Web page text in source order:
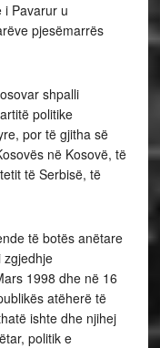
i Pavarur u
pjesëmarrës
shpalli
politike
por të gjitha së
në Kosovë, të
të Serbisë, të
të botës anëtare
1998 dhe në 16
atëherë të
ishte dhe njihej
politik e